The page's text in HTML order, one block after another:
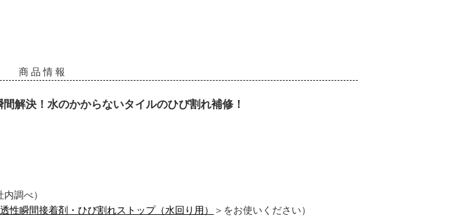
商 品 情 報
解決！水のかからないタイルのひび割れ補修！
調べ）
性瞬間接着剤・ひび割れストップ（水回り用）
＞をお使いください）